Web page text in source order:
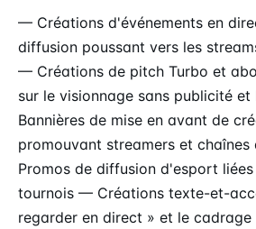
— Créations d'événements en
diffusion poussant vers les
— Créations de pitch Turbo et
sur le visionnage sans publicité
Bannières de mise en avant de
promouvant streamers et
Promos de diffusion d'esport
tournois — Créations texte-et-
regarder en direct » et le